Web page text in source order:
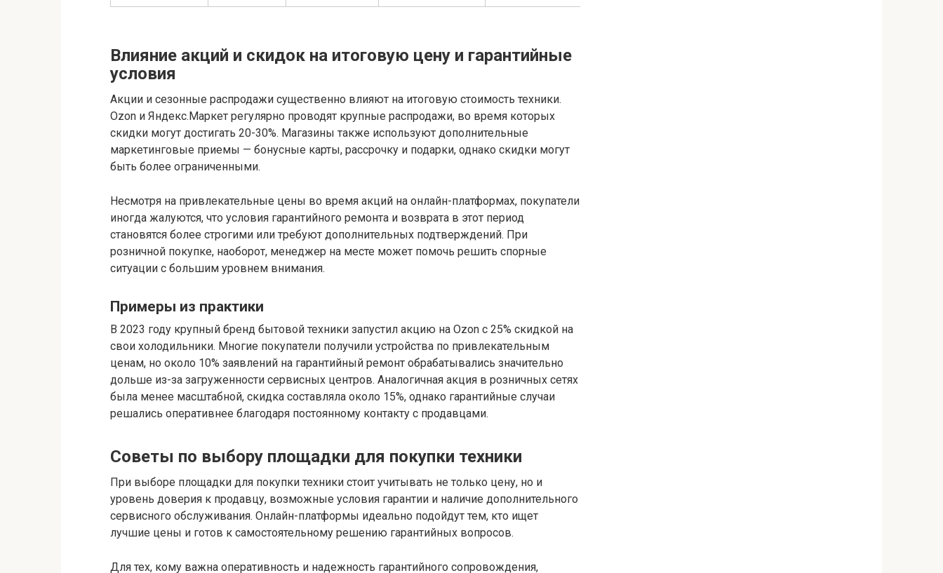
Влияние акций и скидок на итоговую цену и гарантийные
условия
Акции и сезонные распродажи существенно влияют на итоговую стоимость техники.
Ozon и Яндекс.Маркет регулярно проводят крупные распродажи, во время которых
скидки могут достигать 20-30%. Магазины также используют дополнительные
маркетинговые приемы — бонусные карты, рассрочку и подарки, однако скидки могут
быть более ограниченными.
Несмотря на привлекательные цены во время акций на онлайн-платформах, покупатели
иногда жалуются, что условия гарантийного ремонта и возврата в этот период
становятся более строгими или требуют дополнительных подтверждений. При
розничной покупке, наоборот, менеджер на месте может помочь решить спорные
ситуации с большим уровнем внимания.
Примеры из практики
В 2023 году крупный бренд бытовой техники запустил акцию на Ozon с 25% скидкой на
свои холодильники. Многие покупатели получили устройства по привлекательным
ценам, но около 10% заявлений на гарантийный ремонт обрабатывались значительно
дольше из-за загруженности сервисных центров. Аналогичная акция в розничных сетях
была менее масштабной, скидка составляла около 15%, однако гарантийные случаи
решались оперативнее благодаря постоянному контакту с продавцами.
Советы по выбору площадки для покупки техники
При выборе площадки для покупки техники стоит учитывать не только цену, но и
уровень доверия к продавцу, возможные условия гарантии и наличие дополнительного
сервисного обслуживания. Онлайн-платформы идеально подойдут тем, кто ищет
лучшие цены и готов к самостоятельному решению гарантийных вопросов.
Для тех, кому важна оперативность и надежность гарантийного сопровождения,